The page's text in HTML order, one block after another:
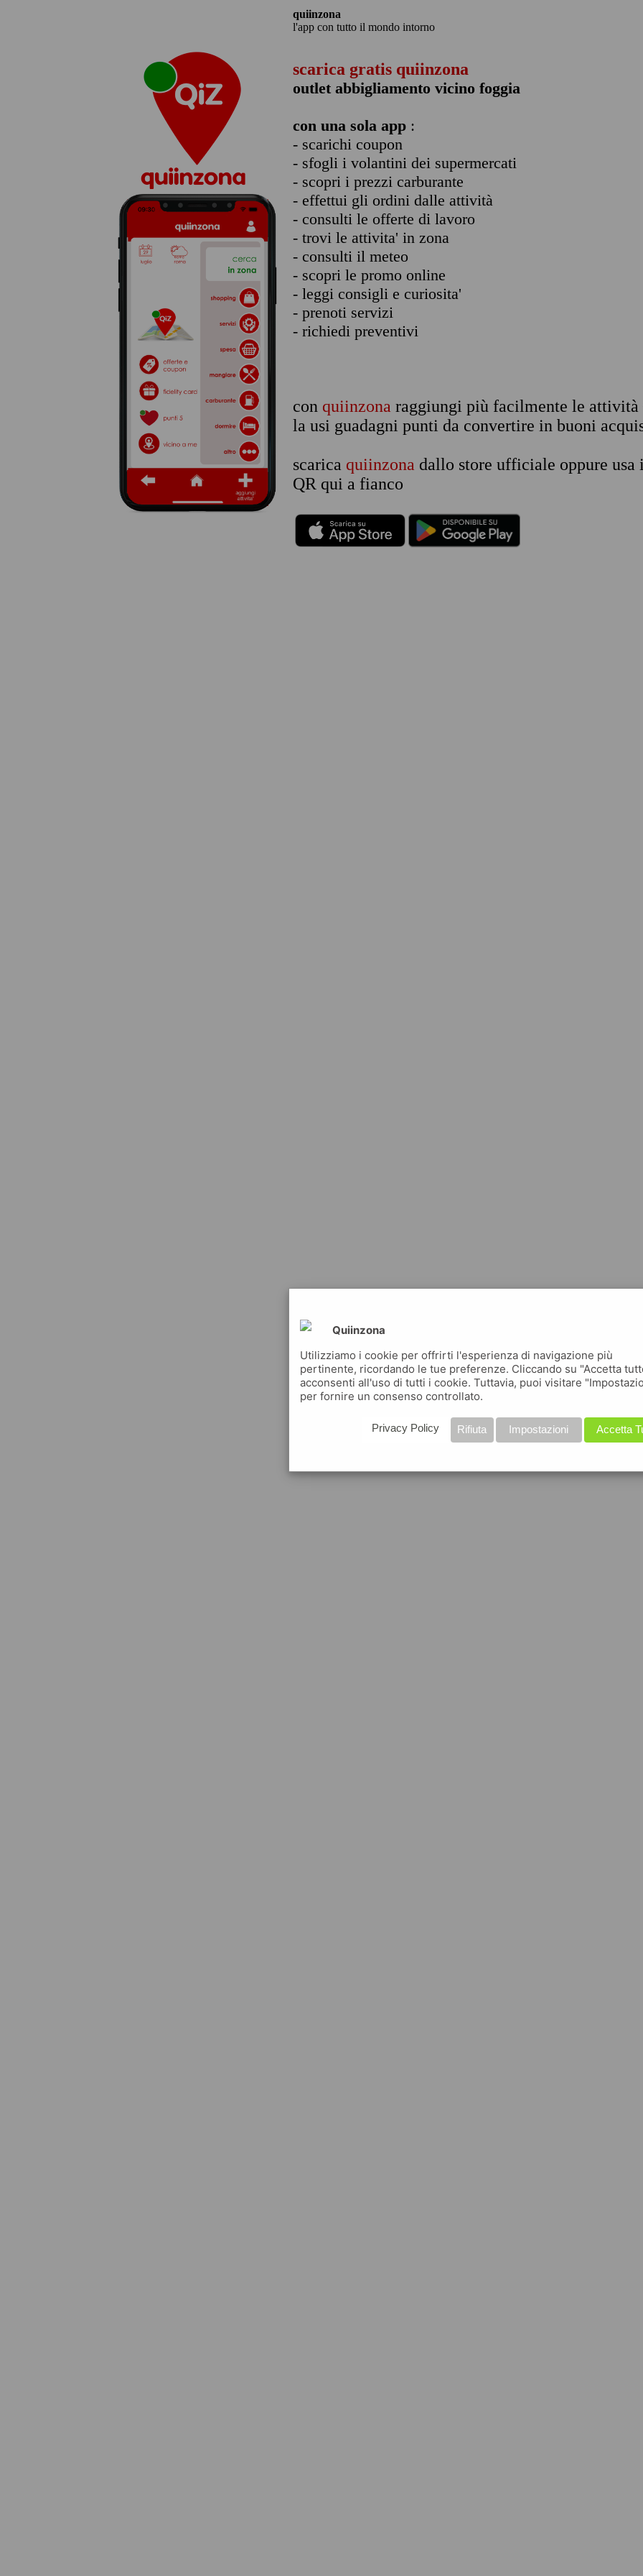
quiinzona
l'app con tutto il mondo intorno
scarica gratis quiinzona
outlet abbigliamento vicino foggia
con una sola app :
- scarichi coupon
- sfogli i volantini dei supermercati
- scopri i prezzi carburante
- effettui gli ordini dalle attività
- consulti le offerte di lavoro
- trovi le attivita' in zona
- consulti il meteo
- scopri le promo online
- leggi consigli e curiosita'
- prenoti servizi
- richiedi preventivi
con quiinzona raggiungi più facilmente le attività
la usi guadagni punti da convertire in buoni
scarica quiinzona dallo store ufficiale oppure usa
QR qui a fianco
Quiinzona
Utilizziamo i cookie per offrirti l'esperienza di navigazione più
pertinente, ricordando le tue preferenze. Cliccando su "Accetta
acconsenti all'uso di tutti i cookie. Tuttavia, puoi visitare
per fornire un consenso controllato.
Accetta
Impostazioni
Rifiuta
Privacy Policy